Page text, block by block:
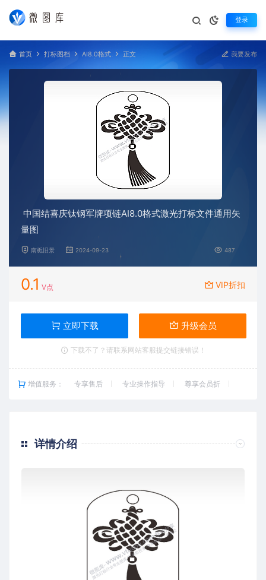
登录
首页 打标图档 AI8.0格式 正文 我要发布
中国结喜庆钛钢军牌项链AI8.0格式激光打标文件通用矢
量图
南栀旧景 2024-09-23 487
0.1 V点 VIP折扣
立即下载 升级会员
下载不了？请联系网站客服提交链接错误！
增值服务： 专享售后 专业操作指导 尊享会员折
详情介绍